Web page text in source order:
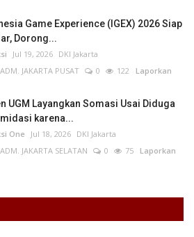
Game Experience (IGEX) 2026 Siap
Dorong...
Jul 19, 2026 DKI Jakarta
JAKARTA PUSAT
0 122 Laporkan
UGM Layangkan Somasi Usai Diduga
karena...
One Jul 18, 2026 DKI Jakarta
JAKARTA SELATAN
0 75 Laporkan